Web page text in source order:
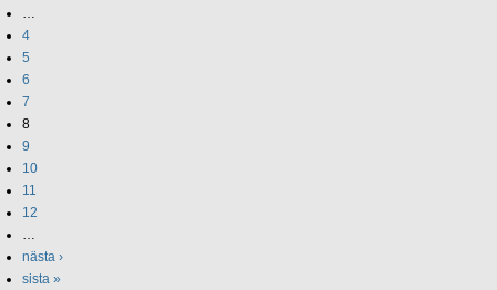
4
5
6
7
8
9
10
11
12
nästa ›
sista »